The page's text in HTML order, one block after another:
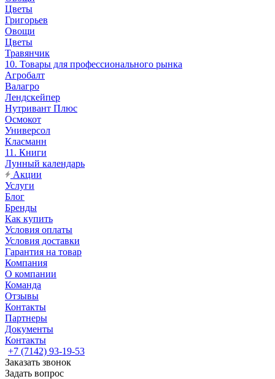
Цветы
Григорьев
Овощи
Цветы
Травянчик
10. Товары для профессионального рынка
Агробалт
Валагро
Лендскейпер
Нутривант Плюс
Осмокот
Универсол
Класманн
11. Книги
Лунный календарь
Акции
Услуги
Блог
Бренды
Как купить
Условия оплаты
Условия доставки
Гарантия на товар
Компания
О компании
Команда
Отзывы
Контакты
Партнеры
Документы
Контакты
+7 (7142) 93-19-53
Заказать звонок
Задать вопрос